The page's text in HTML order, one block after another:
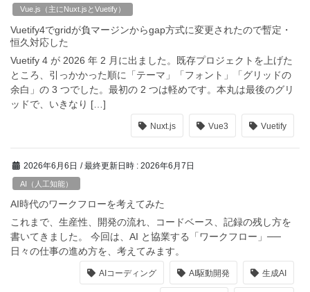
Vue.js（主にNuxt.jsとVuetify）
Vuetify4でgridが負マージンからgap方式に変更されたので暫定・
恒久対応した
Vuetify 4 が 2026 年 2 月に出ました。既存プロジェクトを上げた
ところ、引っかかった順に「テーマ」「フォント」「グリッドの
余白」の 3 つでした。最初の 2 つは軽めです。本丸は最後のグリ
ッドで、いきなり […]
Nuxt.js Vue3 Vuetify
2026年6月6日 / 最終更新日時 : 2026年6月7日
AI（人工知能）
AI時代のワークフローを考えてみた
これまで、生産性、開発の流れ、コードベース、記録の残し方を
書いてきました。 今回は、AI と協業する「ワークフロー」──
日々の仕事の進め方を、考えてみます。
AIコーディング AI駆動開発 生成AI